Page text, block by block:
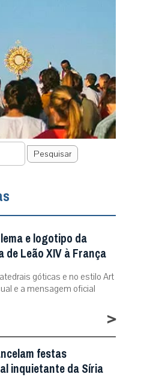
Pesquisar
e logotipo da
Leão XIV à França
góticas e no estilo Art
e a mensagem oficial
>
festas
inquietante da Síria